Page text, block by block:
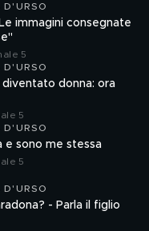
immagini consegnate
5
diventato donna: ora
5
e sono me stessa
5
- Parla il figlio